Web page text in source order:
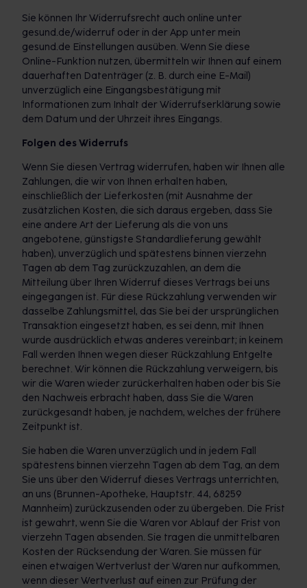
Sie können Ihr Widerrufsrecht auch online unter
gesund.de/widerruf oder in der App unter mein
gesund.de Einstellungen ausüben. Wenn Sie diese
Online-Funktion nutzen, übermitteln wir Ihnen auf einem
dauerhaften Datenträger (z. B. durch eine E-Mail)
unverzüglich eine Eingangsbestätigung mit
Informationen zum Inhalt der Widerrufserklärung sowie
dem Datum und der Uhrzeit ihres Eingangs.
Folgen des Widerrufs
Wenn Sie diesen Vertrag widerrufen, haben wir Ihnen alle
Zahlungen, die wir von Ihnen erhalten haben,
einschließlich der Lieferkosten (mit Ausnahme der
zusätzlichen Kosten, die sich daraus ergeben, dass Sie
eine andere Art der Lieferung als die von uns
angebotene, günstigste Standardlieferung gewählt
haben), unverzüglich und spätestens binnen vierzehn
Tagen ab dem Tag zurückzuzahlen, an dem die
Mitteilung über Ihren Widerruf dieses Vertrags bei uns
eingegangen ist. Für diese Rückzahlung verwenden wir
dasselbe Zahlungsmittel, das Sie bei der ursprünglichen
Transaktion eingesetzt haben, es sei denn, mit Ihnen
wurde ausdrücklich etwas anderes vereinbart; in keinem
Fall werden Ihnen wegen dieser Rückzahlung Entgelte
berechnet. Wir können die Rückzahlung verweigern, bis
wir die Waren wieder zurückerhalten haben oder bis Sie
den Nachweis erbracht haben, dass Sie die Waren
zurückgesandt haben, je nachdem, welches der frühere
Zeitpunkt ist.
Sie haben die Waren unverzüglich und in jedem Fall
spätestens binnen vierzehn Tagen ab dem Tag, an dem
Sie uns über den Widerruf dieses Vertrags unterrichten,
an uns (Brunnen-Apotheke, Hauptstr. 44, 68259
Mannheim) zurückzusenden oder zu übergeben. Die Frist
ist gewahrt, wenn Sie die Waren vor Ablauf der Frist von
vierzehn Tagen absenden. Sie tragen die unmittelbaren
Kosten der Rücksendung der Waren. Sie müssen für
einen etwaigen Wertverlust der Waren nur aufkommen,
wenn dieser Wertverlust auf einen zur Prüfung der